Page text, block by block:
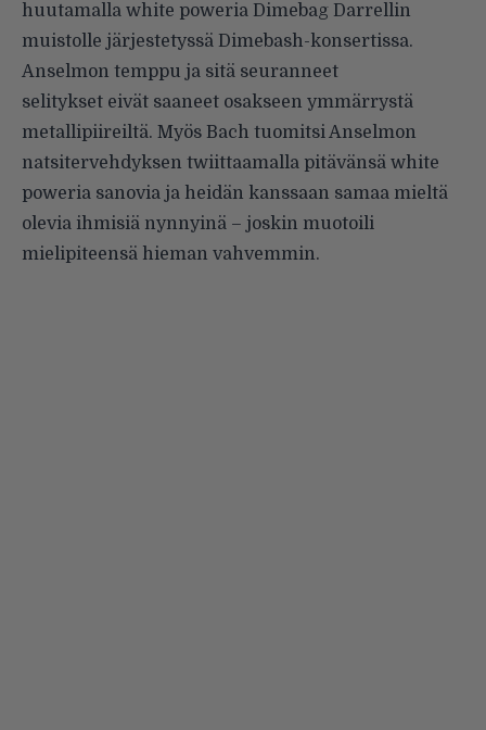
huutamalla white poweria Dimebag Darrellin
muistolle järjestetyssä Dimebash-konsertissa.
Anselmon temppu ja sitä seuranneet
selitykset eivät saaneet osakseen ymmärrystä
metallipiireiltä. Myös Bach tuomitsi Anselmon
natsitervehdyksen twiittaamalla pitävänsä white
poweria sanovia ja heidän kanssaan samaa mieltä
olevia ihmisiä nynnyinä – joskin muotoili
mielipiteensä hieman vahvemmin.